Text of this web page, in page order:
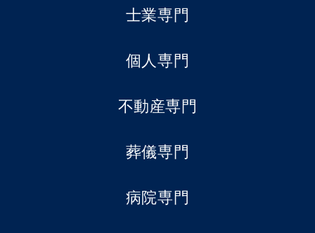
士業専門
個人専門
不動産専門
葬儀専門
病院専門